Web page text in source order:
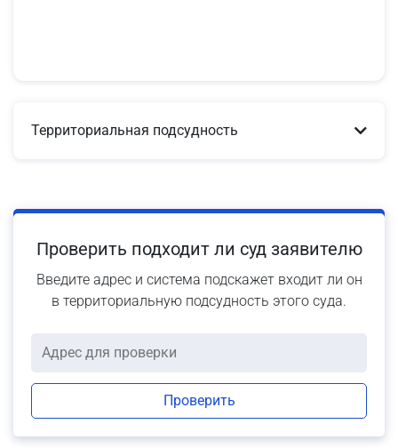
Территориальная подсудность
Проверить подходит ли суд заявителю
Введите адрес и система подскажет входит ли он
в территориальную подсудность этого суда.
Проверить